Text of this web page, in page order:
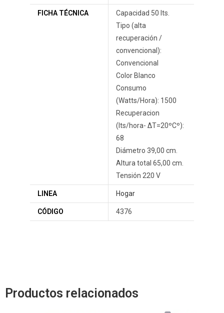
FICHA TÉCNICA
Capacidad 50 lts.
Tipo (alta
recuperación /
convencional):
Convencional
Color Blanco
Consumo
(Watts/Hora): 1500
Recuperacion
(lts/hora- ΔT=20ºCº):
68
Diámetro 39,00 cm.
Altura total 65,00 cm.
Tensión 220 V
LINEA Hogar
CÓDIGO 4376
Productos relacionados